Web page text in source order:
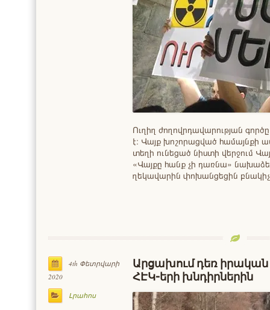
Ուղիղ ժողովրդավարության
է։ Վայք խոշորացված համայնքի
տեղի ունեցած նիստի վերջում
«Վայքը հանք չի դառնա»
ղեկավարին փոխանցեցին
4th Փետրվարի
2020
Լրահոս
Արցախում դեռ իրական
ՀԷԿ-երի խնդիրներին